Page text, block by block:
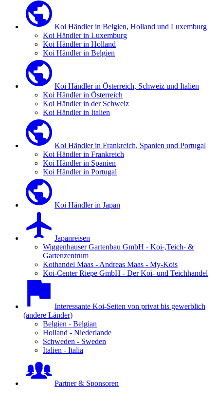
Koi Händler in Belgien, Holland und Luxemburg
Koi Händler in Luxemburg
Koi Händler in Holland
Koi Händler in Belgien
Koi Händler in Österreich, Schweiz und Italien
Koi Händler in Österreich
Koi Händler in der Schweiz
Koi Händler in Italien
Koi Händler in Frankreich, Spanien und Portugal
Koi Händler in Frankreich
Koi Händler in Spanien
Koi Händler in Portugal
Koi Händler in Japan
Japanreisen
Wiggenhauser Gartenbau GmbH - Koi-,Teich- &
Gartenzentrum
Koihandel Maas - Andreas Maas - My-Kois
Koi-Center Riepe GmbH - Der Koi- und Teichhandel
Interessante Koi-Seiten von privat bis gewerblich
(andere Länder)
Belgien - Belgian
Holland - Niederlande
Schweden - Sweden
Italien - Italia
Partner & Sponsoren